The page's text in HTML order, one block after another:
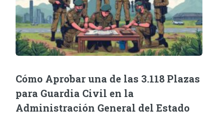
Cómo Aprobar una de las 3.118 Plazas
para Guardia Civil en la
Administración General del Estado